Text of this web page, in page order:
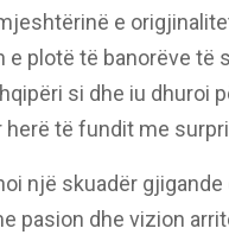
e
e plotë të banorëve të
si dhe iu dhuroi
të fundit me
një skuadër gjigande
pasion dhe vizion